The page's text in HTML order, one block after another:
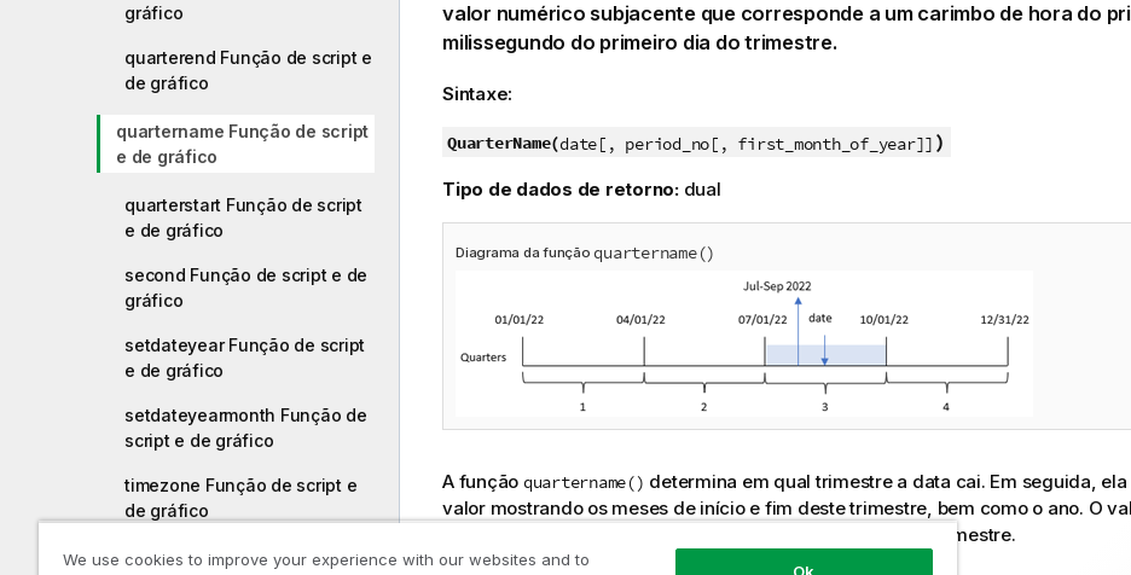
gráfico
quarterend Função de script e
de gráfico
quartername Função de script
e de gráfico
quarterstart Função de script
e de gráfico
second Função de script e de
gráfico
setdateyear Função de script
e de gráfico
setdateyearmonth Função de
script e de gráfico
timezone Função de script e
de gráfico
today Função de script e de
valor numérico subjacente que corresponde a um carimbo de hora do
milissegundo do primeiro dia do trimestre.
Sintaxe:
QuarterName(date[, period_no[, first_month_of_year]] )
Tipo de dados de retorno: dual
Diagrama da funçãoquartername()
A função quartername() determina em qual trimestre a data cai. Em seguida,
valor mostrando os meses de início e fim deste trimestre, bem como o ano. O
subjacente desse resultado é o primeiro milissegundo do trimestre.
We use cookies to improve your experience with our websites and to